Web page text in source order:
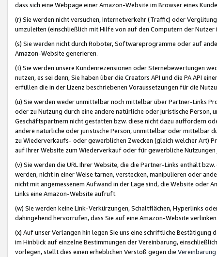
dass sich eine Webpage einer Amazon-Website im Browser eines
(r) Sie werden nicht versuchen, Internetverkehr (Traffic) oder
umzuleiten (einschließlich mit Hilfe von auf den Computern der
(s) Sie werden nicht durch Roboter, Softwareprogramme oder auf
Amazon-Website generieren.
(t) Sie werden unsere Kundenrezensionen oder Sternebewertungen
nutzen, es sei denn, Sie haben über die Creators API und die PA API
erfüllen die in der Lizenz beschriebenen Voraussetzungen für die
(u) Sie werden weder unmittelbar noch mittelbar über Partner-Links
oder zu Nutzung durch eine andere natürliche oder juristische
Geschäftspartnern nicht gestatten bzw. diese nicht dazu auffordern
andere natürliche oder juristische Person, unmittelbar oder mittelbar
zu Wiederverkaufs- oder gewerblichen Zwecken (gleich welcher Art)
auf Ihrer Website zum Wiederverkauf oder für gewerbliche
(v) Sie werden die URL Ihrer Website, die die Partner-Links enthält
werden, nicht in einer Weise tarnen, verstecken, manipulieren oder
nicht mit angemessenem Aufwand in der Lage sind, die Website oder
Links eine Amazon-Website aufruft.
(w) Sie werden keine Link-Verkürzungen, Schaltflächen, Hyperlinks
dahingehend hervorrufen, dass Sie auf eine Amazon-Website
(x) Auf unser Verlangen hin legen Sie uns eine schriftliche
im Hinblick auf einzelne Bestimmungen der Vereinbarung,
vorlegen, stellt dies einen erheblichen Verstoß gegen die Vereinbarung